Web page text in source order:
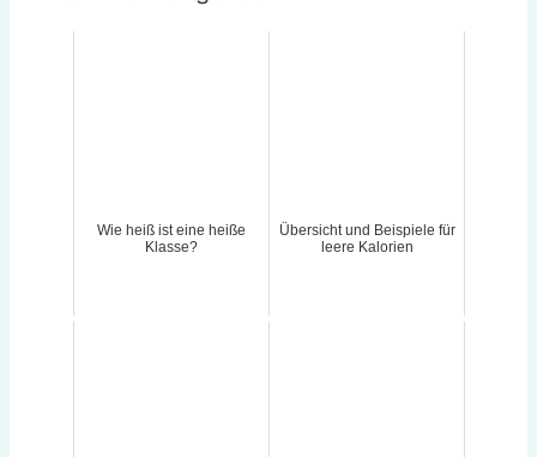
Wie heiß ist eine heiße
Klasse?
Übersicht und Beispiele für
leere Kalorien